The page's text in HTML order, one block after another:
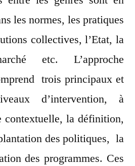
les normes, les pratiques
collectives, l’Etat, la
etc. L’approche
trois principaux et
d’intervention, à
contextuelle, la définition,
des politiques, la
des programmes. Ces